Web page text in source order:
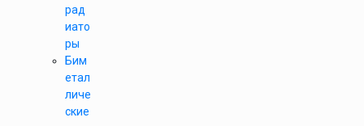
рад
иато
ры
Бим
етал
личе
ские